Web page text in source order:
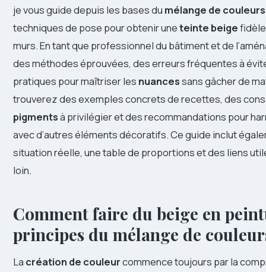
je vous guide depuis les bases du mélange de couleurs
techniques de pose pour obtenir uneteinte beige
murs. En tant que professionnel du bâtiment et de
des méthodes éprouvées, des erreurs fréquentes à
pratiques pour maîtriser les nuancessans gâcher de
trouverez des exemples concrets de recettes, des
pigmentsà privilégier et des recommandations pour
avec d’autres éléments décoratifs. Ce guide inclut
situation réelle, une table de proportions et des liens
loin.
Comment faire du beige en
principes du mélange de
La création de couleurcommence toujours par la